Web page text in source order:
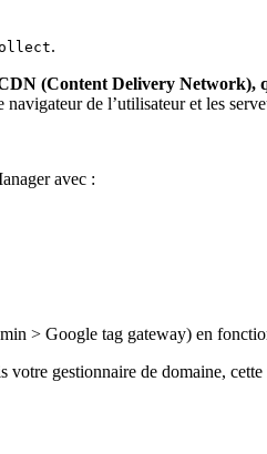
.
(Content Delivery
de l’utilisateur et les
avec :
> Google tag gateway) en
gestionnaire de domaine,